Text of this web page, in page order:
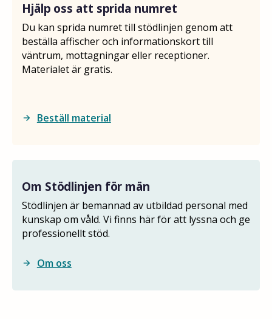
Hjälp oss att sprida numret
Du kan sprida numret till stödlinjen genom att
beställa affischer och informationskort till
väntrum, mottagningar eller receptioner.
Materialet är gratis.
arrow_forward Beställ material
Om Stödlinjen för män
Stödlinjen är bemannad av utbildad personal med
kunskap om våld. Vi finns här för att lyssna och ge
professionellt stöd.
arrow_forward Om oss